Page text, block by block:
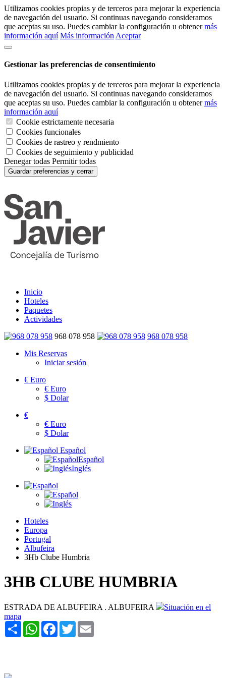
Utilizamos cookies propias y de terceros para mejorar la experiencia
de navegación del usuario. Si continuas navegando consideramos
que aceptas su uso. Puedes cambiar la configuración u obtenermás
información aquí Más información Aceptar
Gestionar las preferencias de consentimiento
Utilizamos cookies propias y de terceros para mejorar la experiencia
de navegación del usuario. Si continuas navegando consideramos
que aceptas su uso. Puedes cambiar la configuración u obtenermás
información aquí
Cookie estrictamente necesaria
Cookies funcionales
Cookies de rastreo y rendmiento
Cookies de seguimiento y publicidad
Denegar todas Permitir todas
Guardar preferencias y cerrar
Inicio
Hoteles
Paquetes
Actividades
968 078 958
968 078 958
Mis Reservas
Iniciar sesión
€ Euro
€ Euro
$ Dolar
€
€ Euro
$ Dolar
Español
Español
Inglés
Hoteles
Europa
Portugal
Albufeira
3Hb Clube Humbria
3HB CLUBE HUMBRIA
ESTRADA DE ALBUFEIRA . ALBUFEIRA
Situación en el
mapa
Share WhatsAppFacebook
Twitter